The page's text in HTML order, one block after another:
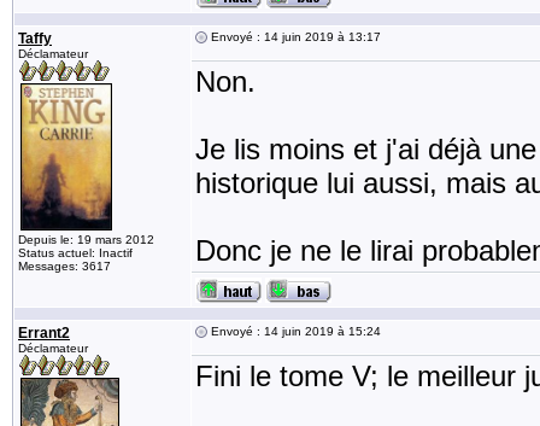
Taffy
Déclamateur
Depuis le: 19 mars 2012
Status actuel: Inactif
Messages: 3617
Envoyé : 14 juin 2019 à 13:17
Non.
Je lis moins et j'ai déjà
historique lui aussi, mais
Donc je ne le lirai
Errant2
Déclamateur
Envoyé : 14 juin 2019 à 15:24
Fini le tome V; le meilleur